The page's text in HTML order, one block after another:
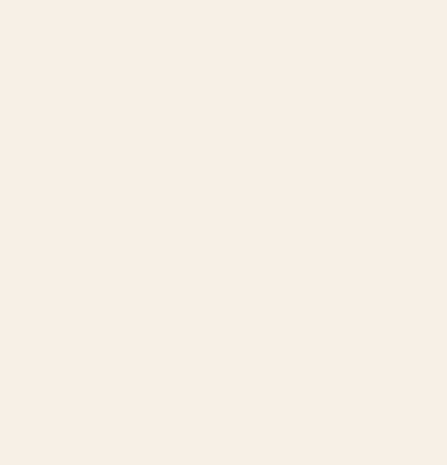
POUR UN
National Nutrition
boucherie (bœuf, porc,
de viande cuite
320g de viande cuite
cuisinés), ce qui
du PNNS.